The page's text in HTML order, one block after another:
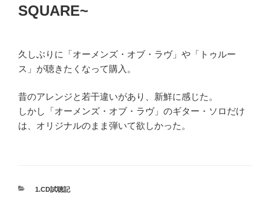
SQUARE~
久しぶりに「オーメンズ・オブ・ラヴ」や「トゥルー
ス」が聴きたくなって購入。
昔のアレンジと若干違いがあり、新鮮に感じた。
しかし「オーメンズ・オブ・ラヴ」のギター・ソロだけ
は、オリジナルのまま弾いて欲しかった。
カ
1.CD試聴記